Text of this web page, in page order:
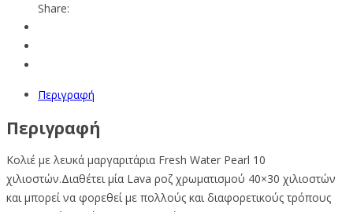
Share:
Περιγραφή
Περιγραφή
Κολιέ με λευκά μαργαριτάρια Fresh Water Pearl 10
χιλιοστών.Διαθέτει μία Lava ροζ χρωματισμού 40×30 χιλιοστών
και μπορεί να φορεθεί με πολλούς και διαφορετικούς τρόπους